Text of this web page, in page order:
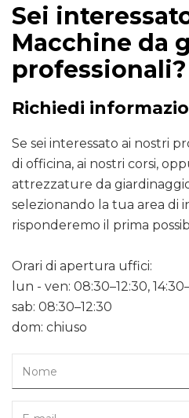
Sei
Macchine da
professionali?
Richiedi
Se sei interessato ai nostri
di officina, ai nostri corsi,
attrezzature da
selezionando la tua area di
risponderemo il prima
Orari di apertura uffici:
lun - ven: 08:30–12:30,
sab: 08:30–12:30
dom: chiuso